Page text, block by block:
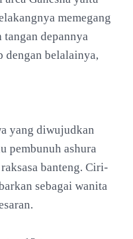
memegang
tangan depannya
dengan belalainya,
yang diwujudkan
pembunuh ashura
banteng. Ciri-
sebagai wanita